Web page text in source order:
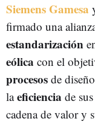
ENERGÍA EÓLICA MARINA
Siemens Gamesa
firmado una
estandarización
eólica con el
procesos de
laeficiencia de
cadena de valor y